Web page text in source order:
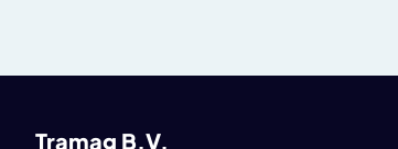
Tramag B.V.